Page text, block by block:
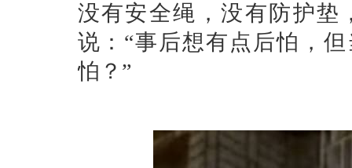
没有安全绳，没有防护垫
说：“事后想有点后怕，
怕？”